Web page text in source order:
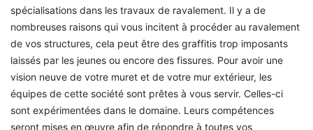
spécialisations dans les travaux de ravalement. Il y a de
nombreuses raisons qui vous incitent à procéder au ravalement
de vos structures, cela peut être des graffitis trop imposants
laissés par les jeunes ou encore des fissures. Pour avoir une
vision neuve de votre muret et de votre mur extérieur, les
équipes de cette société sont prêtes à vous servir. Celles-ci
sont expérimentées dans le domaine. Leurs compétences
seront mises en œuvre afin de répondre à toutes vos